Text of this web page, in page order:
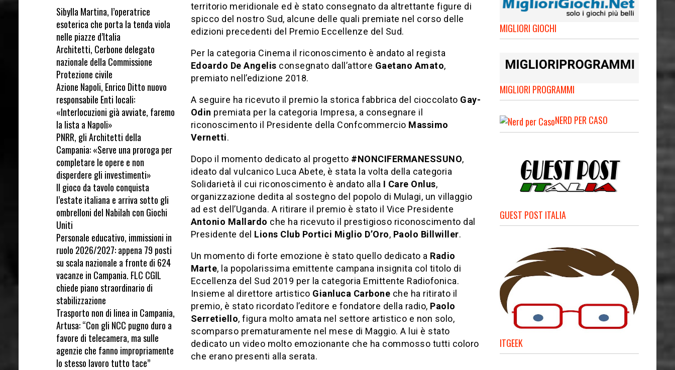
territorio meridionale ed è stato consegnato da altrettante figure di
spicco del nostro Sud, alcune delle quali premiate nel corso delle
edizioni precedenti del Premio Eccellenze del Sud.
Per la categoria Cinema il riconoscimento è andato al regista
Edoardo De Angelis consegnato dall’attore Gaetano Amato,
premiato nell’edizione 2018.
A seguire ha ricevuto il premio la storica fabbrica del cioccolato Gay-
Odin premiata per la categoria Impresa, a consegnare il
riconoscimento il Presidente della Confcommercio Massimo
Vernetti.
Dopo il momento dedicato al progetto #NONCIFERMANESSUNO,
ideato dal vulcanico Luca Abete, è stata la volta della categoria
Solidarietà il cui riconoscimento è andato alla I Care Onlus,
organizzazione dedita al sostegno del popolo di Mulagi, un villaggio
ad est dell’Uganda. A ritirare il premio è stato il Vice Presidente
Antonio Mallardo che ha ricevuto il prestigioso riconoscimento dal
Presidente del Lions Club Portici Miglio D’Oro, Paolo Billwiller.
Un momento di forte emozione è stato quello dedicato a Radio
Marte, la popolarissima emittente campana insignita col titolo di
Eccellenza del Sud 2019 per la categoria Emittente Radiofonica.
Insieme al direttore artistico Gianluca Carbone che ha ritirato il
premio, è stato ricordato l’editore e fondatore della radio, Paolo
Serretiello, figura molto amata nel settore artistico e non solo,
scomparso prematuramente nel mese di Maggio. A lui è stato
dedicato un video molto emozionante che ha commosso tutti coloro
che erano presenti alla serata.
Sibylla Martina, l’operatrice
esoterica che porta la tenda viola
nelle piazze d’Italia
Architetti, Cerbone delegato
nazionale della Commissione
Protezione civile
Azione Napoli, Enrico Ditto nuovo
responsabile Enti locali:
«Interlocuzioni già avviate, faremo
la lista a Napoli»
PNRR, gli Architetti della
Campania: «Serve una proroga per
completare le opere e non
disperdere gli investimenti»
Il gioco da tavolo conquista
l’estate italiana e arriva sotto gli
ombrelloni del Nabilah con Giochi
Uniti
Personale educativo, immissioni in
ruolo 2026/2027: appena 79 posti
su scala nazionale a fronte di 624
vacanze in Campania. FLC CGIL
chiede piano straordinario di
stabilizzazione
Trasporto non di linea in Campania,
Artusa: “Con gli NCC pugno duro a
favore di telecamera, ma sulle
agenzie che fanno impropriamente
lo stesso lavoro tutto tace”
MIGLIORI GIOCHI
MIGLIORI PROGRAMMI
NERD PER CASO
GUEST POST ITALIA
ITGEEK